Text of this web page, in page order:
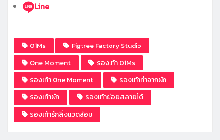
Line
01Ms
Figtree Factory Studio
One Moment
รองเท้า 01Ms
รองเท้า One Moment
รองเท้าทำจากผัก
รองเท้าผัก
รองเท้าย่อยสลายได้
รองเท้ารักสิ่งแวดล้อม